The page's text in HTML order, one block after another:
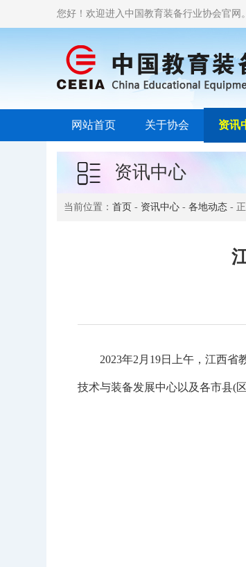
您好！欢迎进入中国教育装备行业协会官网。
网站首页 关于协会 资讯
资讯中心
当前位置： 首页 - 资讯中心 - 各地动态 -
2023年2月19日上午，江西省教
技术与装备发展中心以及各市县(